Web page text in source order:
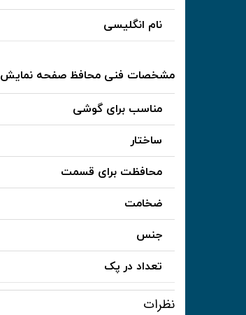
نام انگلیسی
مشخصات فنی محافظ صفحه نمایش
مناسب برای گوشی
ساختار
محافظت برای قسمت
ضخامت
جنس
تعداد در پک
نظرات